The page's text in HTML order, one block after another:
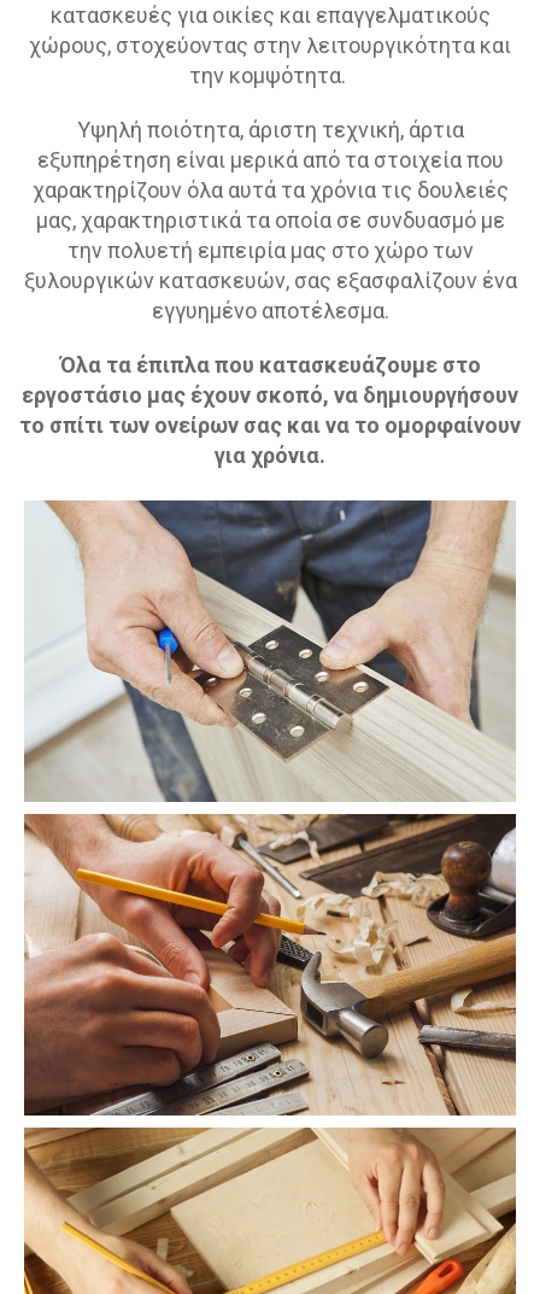
κατασκευές για οικίες και επαγγελματικούς
χώρους, στοχεύοντας στην λειτουργικότητα και
την κομψότητα.
Υψηλή ποιότητα, άριστη τεχνική, άρτια
εξυπηρέτηση είναι μερικά από τα στοιχεία που
χαρακτηρίζουν όλα αυτά τα χρόνια τις δουλειές
μας, χαρακτηριστικά τα οποία σε συνδυασμό με
την πολυετή εμπειρία μας στο χώρο των
ξυλουργικών κατασκευών, σας εξασφαλίζουν ένα
εγγυημένο αποτέλεσμα.
Όλα τα έπιπλα που κατασκευάζουμε στο
εργοστάσιο μας έχουν σκοπό, να δημιουργήσουν
το σπίτι των ονείρων σας και να το ομορφαίνουν
για χρόνια.